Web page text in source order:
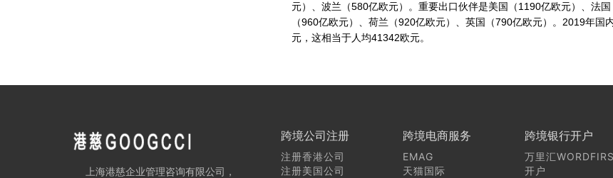
元）、波兰（580亿欧元）。重要出口伙伴是美国（1190亿欧元）、法
（960亿欧元）、荷兰（920亿欧元）、英国（790亿欧元）。2019年国
元，这相当于人均41342欧元。
上海港慈企业管理咨询有限公司，
跨境公司注册
注册香港公司
注册美国公司
跨境电商服务
EMAG
天猫国际
跨境银行开户
万里汇
开户